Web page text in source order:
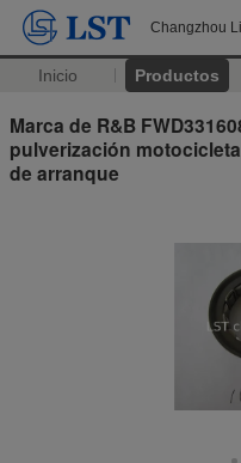
Changzhou
Inicio Productos
Marca de R&B
pulverización
de arranque